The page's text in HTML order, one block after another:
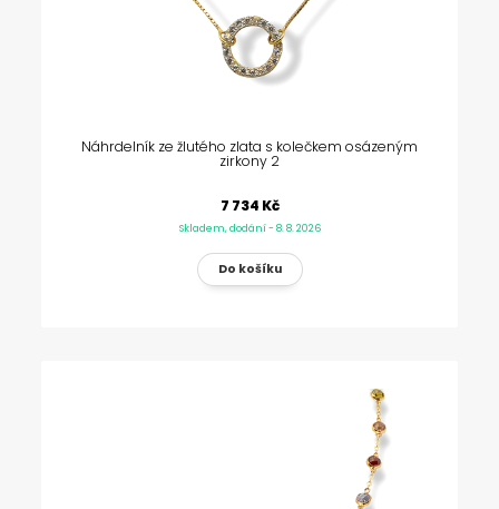
Náhrdelník ze žlutého zlata s kolečkem osázeným
zirkony 2
7 734 Kč
Skladem, dodání - 8. 8. 2026